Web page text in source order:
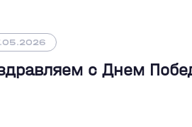
с Днем